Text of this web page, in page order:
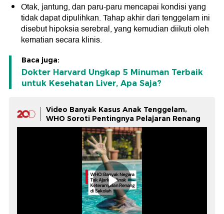
Otak, jantung, dan paru-paru mencapai kondisi yang
tidak dapat dipulihkan. Tahap akhir dari tenggelam ini
disebut hipoksia serebral, yang kemudian diikuti oleh
kematian secara klinis.
Baca juga:
Dokter Harvard Ungkap 5 Minuman Terbaik
untuk Kesehatan Liver, Apa Saja?
Video Banyak Kasus Anak Tenggelam,
WHO Soroti Pentingnya Pelajaran Renang